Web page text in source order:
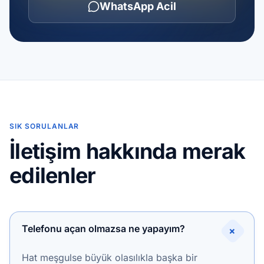
WhatsApp Acil
SIK SORULANLAR
İletişim hakkında merak
edilenler
Telefonu açan olmazsa ne yapayım? +
Hat meşgulse büyük olasılıkla başka bir